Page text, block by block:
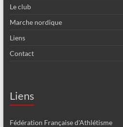
Le club
Marche nordique
Liens
Contact
Liens
Fédération Française d'Athlétisme